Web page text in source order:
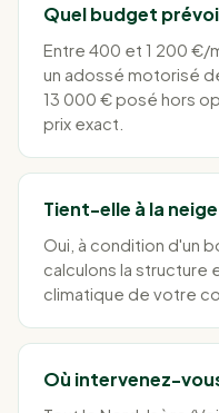
Quel budget
Entre 400 et 1 200 €/
un adossé motorisé
13 000 € posé hors
prix exact.
Tient-elle à la
Oui, à condition d'un
calculons la structure
climatique de votre
Où intervenez-